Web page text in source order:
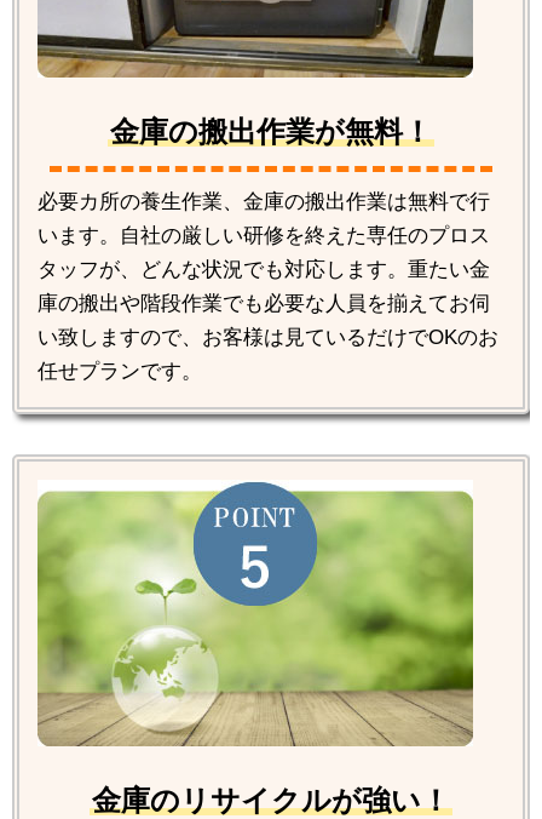
金庫の搬出作業が無料！
必要カ所の養生作業、金庫の搬出作業は無料で行
います。自社の厳しい研修を終えた専任のプロス
タッフが、どんな状況でも対応します。重たい金
庫の搬出や階段作業でも必要な人員を揃えてお伺
い致しますので、お客様は見ているだけでOKのお
任せプランです。
金庫のリサイクルが強い！